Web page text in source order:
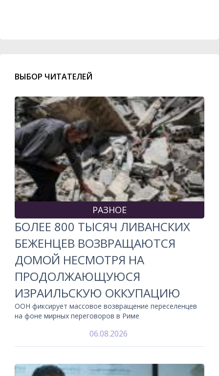
ВЫБОР ЧИТАТЕЛЕЙ
РАЗНОЕ
БОЛЕЕ 800 ТЫСЯЧ ЛИВАНСКИХ
БЕЖЕНЦЕВ ВОЗВРАЩАЮТСЯ
ДОМОЙ НЕСМОТРЯ НА
ПРОДОЛЖАЮЩУЮСЯ
ИЗРАИЛЬСКУЮ ОККУПАЦИЮ
ООН фиксирует массовое возвращение переселенцев
на фоне мирных переговоров в Риме
06.08.2026